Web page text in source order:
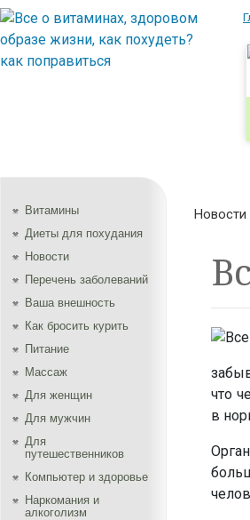
Витамины
Диеты для похудания
Новости
Перечень заболеваний
Ваша внешность
Как бросить курить
Питание
Массаж
Для женщин
Для мужчин
Для
путешественников
Компьютер и здоровье
Наркомания и
алкоголизм
Новости
что
в